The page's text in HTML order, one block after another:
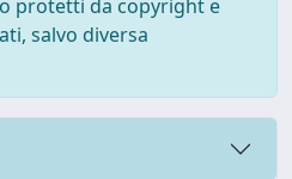
protetti da copyright e
salvo diversa